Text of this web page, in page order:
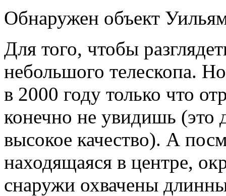
Обнаружен объект
Для того, чтобы
небольшого телескопа.
в 2000 году только что
конечно не увидишь (это
высокое качество). А
находящаяся в центре,
снаружи охвачены